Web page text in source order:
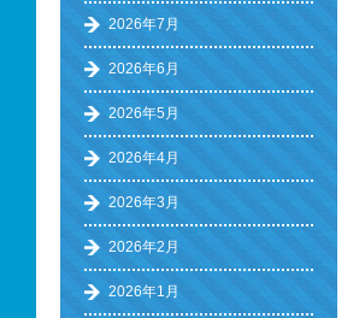
2026年7月
2026年6月
2026年5月
2026年4月
2026年3月
2026年2月
2026年1月